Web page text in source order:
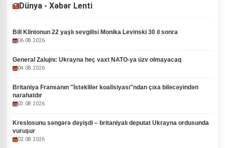
Dünya - Xəbər Lenti
Bill Klintonun 22 yaşlı sevgilisi Monika Levinski 30 il sonra
06.08.2026
General Zalujnı: Ukrayna heç vaxt NATO-ya üzv olmayacaq
04.08.2026
Britaniya Fransanın "İstəklilər koalisiyası"ndan çıxa biləcəyindən
narahatdır
03.08.2026
Kreslosunu səngərə dəyişdi – britaniyalı deputat Ukrayna ordusunda
vuruşur
02.08.2026